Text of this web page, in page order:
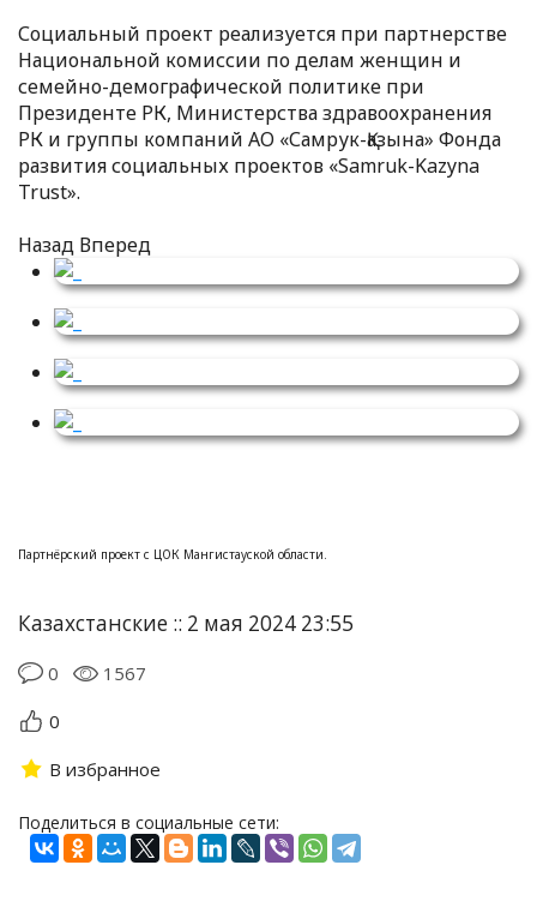
Социальный проект реализуется при партнерстве
Национальной комиссии по делам женщин и
семейно-демографической политике при
Президенте РК, Министерства здравоохранения
РК и группы компаний АО «Самрук-Қазына» Фонда
развития социальных проектов «Samruk-Kazyna
Trust».
Назад Вперед
Партнёрский проект с ЦОК Мангистауской области.
Казахстанские :: 2 мая 2024 23:55
0
1567
0
В избранное
Поделиться в социальные сети: